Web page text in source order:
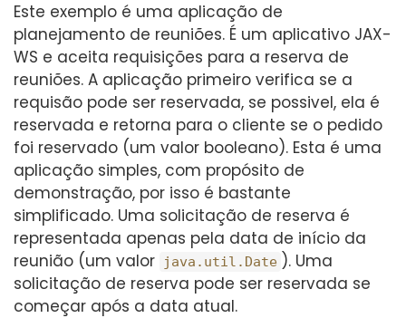
Este exemplo é uma aplicação de
planejamento de reuniões. É um aplicativo JAX-
WS e aceita requisições para a reserva de
reuniões. A aplicação primeiro verifica se a
requisão pode ser reservada, se possivel, ela é
reservada e retorna para o cliente se o pedido
foi reservado (um valor booleano). Esta é uma
aplicação simples, com propósito de
demonstração, por isso é bastante
simplificado. Uma solicitação de reserva é
representada apenas pela data de início da
reunião (um valor
java.util.Date ). Uma
solicitação de reserva pode ser reservada se
começar após a data atual.